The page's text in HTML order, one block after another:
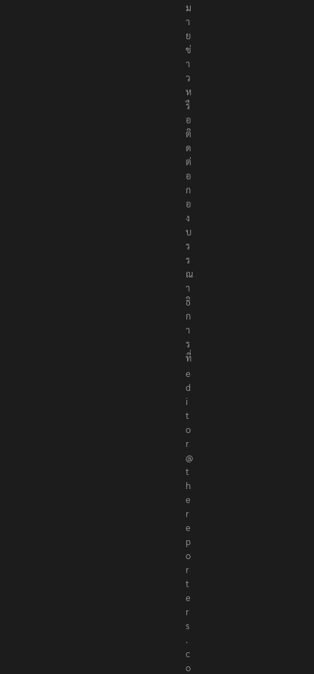
ห
ม
า
ย
ข่
า
ว
ห
รื
อ
ติ
ด
ต่
อ
ก
อ
ง
บ
ร
ร
ณ
า
ธิ
ก
า
ร
ที่
e
d
i
t
o
r
@
t
h
e
r
e
p
o
r
t
e
r
s
.
c